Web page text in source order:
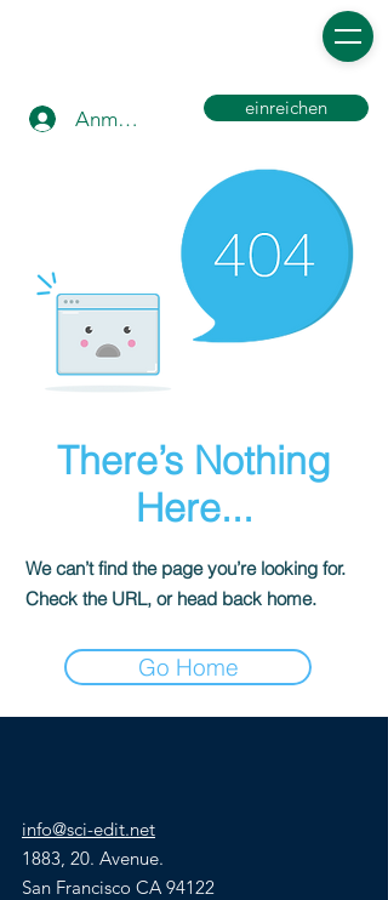
Anmelden einreichen
There’s Nothing
Here...
We can’t find the page you’re looking for.
Check the URL, or head back home.
Go Home
info@sci-edit.net
1883, 20. Avenue.
San Francisco CA 94122